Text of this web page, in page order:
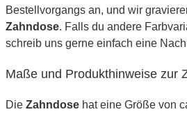
Bestellvorgangs an, und wir
Zahndose. Falls du andere
schreib uns gerne einfach eine
Maße und Produkthinweise zur
Die Zahndose hat eine Größe von